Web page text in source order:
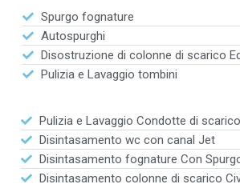
Spurgo fognature
Autospurghi
Disostruzione di colonne di scarico
Pulizia e Lavaggio tombini
Pulizia e Lavaggio Condotte di scarico
Disintasamento wc con canal Jet
Disintasamento fognature Con
Disintasamento colonne di scarico